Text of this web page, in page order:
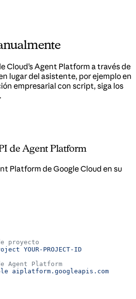
Cloud’s Agent Platform a través de
lugar del asistente, por ejemplo en
empresarial con script, siga los
de Agent Platform
Platform de Google Cloud en su
proyecto
YOUR-PROJECT-ID
Agent Platform
aiplatform.googleapis.com